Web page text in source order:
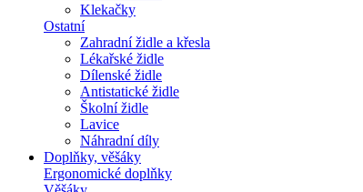
Klekačky
Ostatní
Zahradní židle a křesla
Lékařské židle
Dílenské židle
Antistatické židle
Školní židle
Lavice
Náhradní díly
Doplňky, věšáky
Ergonomické doplňky